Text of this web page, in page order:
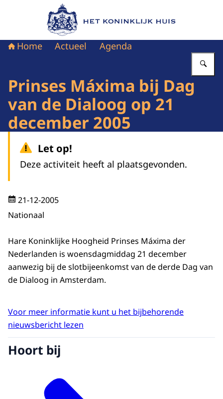
Naar de homepage van Het Koninklijk Huis
Home Actueel Agenda
Prinses Máxima bij Dag
van de Dialoog op 21
december 2005
Let op!
Deze activiteit heeft al plaatsgevonden.
21-12-2005
Nationaal
Hare Koninklijke Hoogheid Prinses Máxima der
Nederlanden is woensdagmiddag 21 december
aanwezig bij de slotbijeenkomst van de derde Dag van
de Dialoog in Amsterdam.
Voor meer informatie kunt u het bijbehorende
nieuwsbericht lezen
Hoort bij